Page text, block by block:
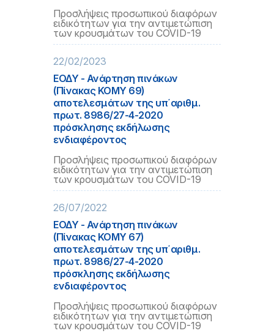
Προσλήψεις προσωπικού διαφόρων
ειδικότητων για την αντιμετώπιση
των κρουσμάτων του COVID-19
22/02/2023
ΕΟΔΥ - Ανάρτηση πινάκων
(Πίνακας ΚΟΜΥ 69)
αποτελεσμάτων της υπ΄αριθμ.
πρωτ. 8986/27-4-2020
πρόσκλησης εκδήλωσης
ενδιαφέροντος
Προσλήψεις προσωπικού διαφόρων
ειδικότητων για την αντιμετώπιση
των κρουσμάτων του COVID-19
26/07/2022
ΕΟΔΥ - Ανάρτηση πινάκων
(Πίνακας ΚΟΜΥ 67)
αποτελεσμάτων της υπ΄αριθμ.
πρωτ. 8986/27-4-2020
πρόσκλησης εκδήλωσης
ενδιαφέροντος
Προσλήψεις προσωπικού διαφόρων
ειδικότητων για την αντιμετώπιση
των κρουσμάτων του COVID-19